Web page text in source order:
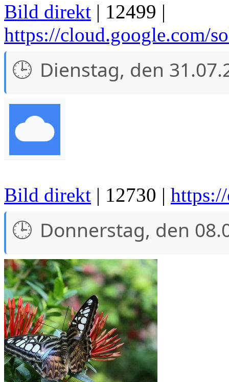
Bild direkt | 12499 |
https://cloud.google.com/
Dienstag, den
Bild direkt | 12730 |
Donnerstag, den